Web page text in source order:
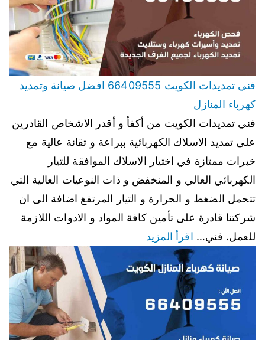
فني تمديدات الكويت 66409555 افضل صيانة وتمديد
كهرباء المنازل
فني تمديدات الكويت من أكفأ و أقدر الاشخاص القادرين
على تمديد الاسلاك الكهربائية ببراعة و تقانة عالية مع
خبرات ممتازة في اختيار الاسلاك الموافقة للتيار
الكهربائي العالي و المنخفض و ذات النوعيات العالية التي
تتحمل الضغط و الحرارة و التيار المرتفغ اضافة الى ان
شركتنا قادرة على تأمين كافة المواد و الادوات اللازمة
للعمل. فني… اقرأ المزيد